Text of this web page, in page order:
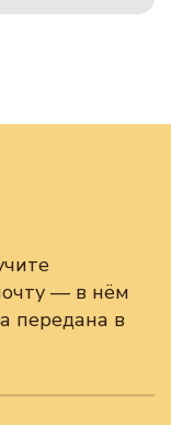
— в нём
передана в